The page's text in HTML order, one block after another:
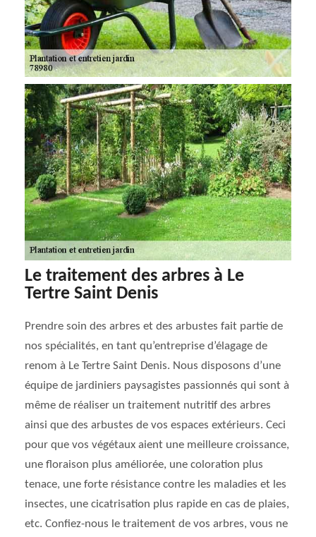
Le traitement des arbres à Le
Tertre Saint Denis
Prendre soin des arbres et des arbustes fait partie de
nos spécialités, en tant qu’entreprise d’élagage de
renom à Le Tertre Saint Denis. Nous disposons d’une
équipe de jardiniers paysagistes passionnés qui sont à
même de réaliser un traitement nutritif des arbres
ainsi que des arbustes de vos espaces extérieurs. Ceci
pour que vos végétaux aient une meilleure croissance,
une floraison plus améliorée, une coloration plus
tenace, une forte résistance contre les maladies et les
insectes, une cicatrisation plus rapide en cas de plaies,
etc. Confiez-nous le traitement de vos arbres, vous ne